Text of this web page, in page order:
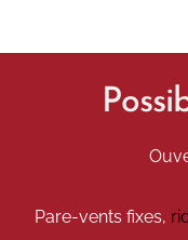
Pare-vents fixes,